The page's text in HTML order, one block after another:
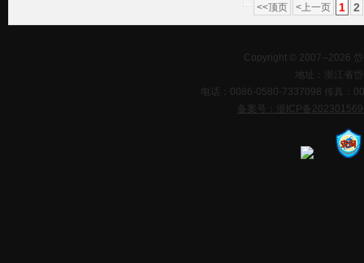
<<顶页
<上一页 1 2
Copyright © 2007--2026
地址：浙江省
电话：0086-0580-7337098 传真：
备案号：浙ICP备